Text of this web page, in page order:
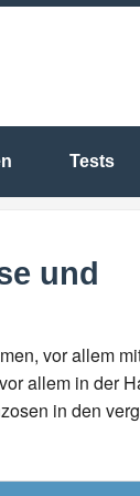
Tests
und
vor allem
allem in der
in den